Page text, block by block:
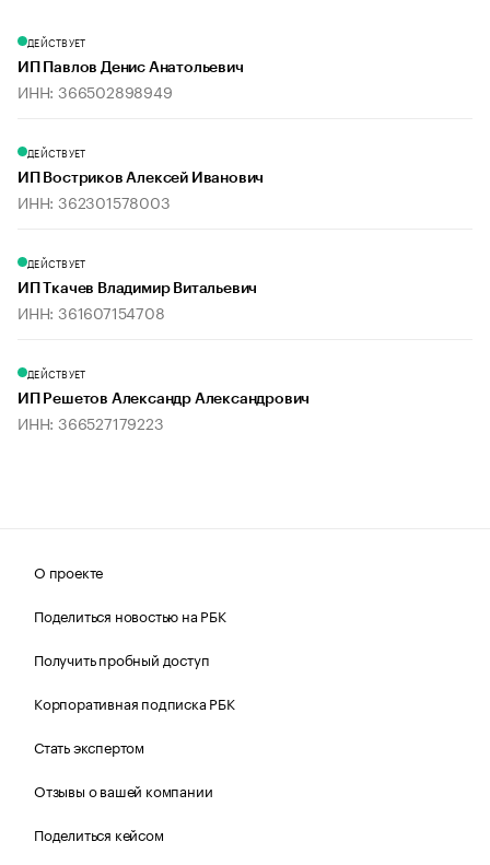
ДЕЙСТВУЕТ
ИП Павлов Денис Анатольевич
ИНН: 366502898949
ДЕЙСТВУЕТ
ИП Востриков Алексей Иванович
ИНН: 362301578003
ДЕЙСТВУЕТ
ИП Ткачев Владимир Витальевич
ИНН: 361607154708
ДЕЙСТВУЕТ
ИП Решетов Александр Александрович
ИНН: 366527179223
О проекте
Поделиться новостью на РБК
Получить пробный доступ
Корпоративная подписка РБК
Стать экспертом
Отзывы о вашей компании
Поделиться кейсом